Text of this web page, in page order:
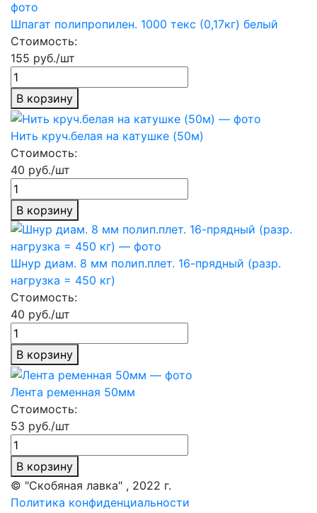
Шпагат полипропилен. 1000 текс (0,17кг) белый
Стоимость:
155 руб./шт
В корзину
Нить круч.белая на катушке (50м)
Стоимость:
40 руб./шт
В корзину
Шнур диам. 8 мм полип.плет. 16-прядный (разр.
нагрузка = 450 кг)
Стоимость:
40 руб./шт
В корзину
Лента ременная 50мм
Стоимость:
53 руб./шт
В корзину
© "Скобяная лавка" , 2022 г.
Политика конфиденциальности